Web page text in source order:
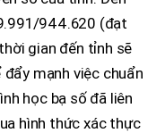
944.620 (đạt
gian đến tỉnh sẽ
mạnh việc chuẩn
học bạ số đã liên
hình thức xác thực